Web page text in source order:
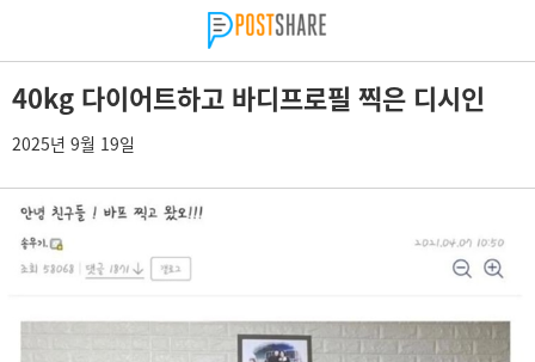
40kg 다이어트하고 바디프로필 찍은 디시인
2025년 9월 19일